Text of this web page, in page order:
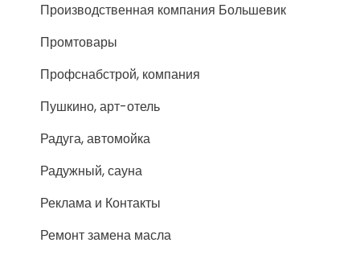
Производственная компания Большевик
Промтовары
Профснабстрой, компания
Пушкино, арт-отель
Радуга, автомойка
Радужный, сауна
Реклама и Контакты
Ремонт замена масла